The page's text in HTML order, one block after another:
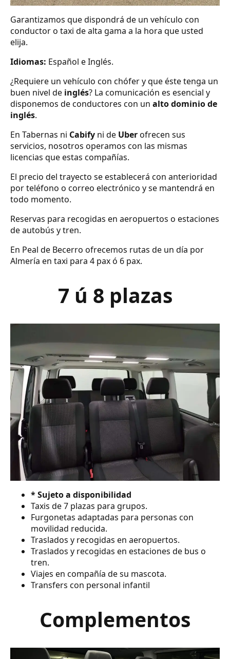
Garantizamos que dispondrá de un vehículo con
conductor o taxi de alta gama a la hora que usted
elija.
Idiomas: Español e Inglés.
¿Requiere un vehículo con chófer y que éste tenga un
buen nivel de inglés? La comunicación es esencial y
disponemos de conductores con un alto dominio de
inglés.
En Tabernas ni Cabify ni de Uberofrecen sus
servicios, nosotros operamos con las mismas
licencias que estas compañías.
El precio del trayecto se establecerá con anterioridad
por teléfono o correo electrónico y se mantendrá en
todo momento.
Reservas para recogidas en aeropuertos o estaciones
de autobús y tren.
En Peal de Becerro ofrecemos rutas de un día por
Almería en taxi para 4 pax ó 6 pax.
7 ú 8 plazas
* Sujeto a disponibilidad
Taxis de 7 plazas para grupos.
Furgonetas adaptadas para personas con
movilidad reducida.
Traslados y recogidas en aeropuertos.
Traslados y recogidas en estaciones de bus o
tren.
Viajes en compañía de su mascota.
Transfers con personal infantil
Complementos